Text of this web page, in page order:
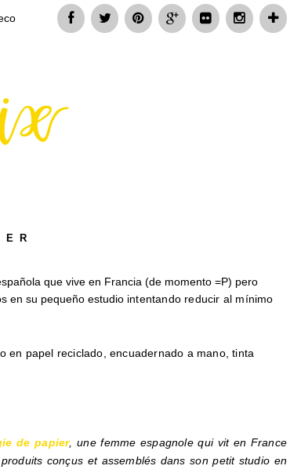
que vive en Francia (de momento =P) pero
en su pequeño estudio intentando reducir al mínimo
en papel reciclado, encuadernado a mano, tinta
de papier, une femme espagnole qui vit en France
conçus et assemblés dans son petit studio en